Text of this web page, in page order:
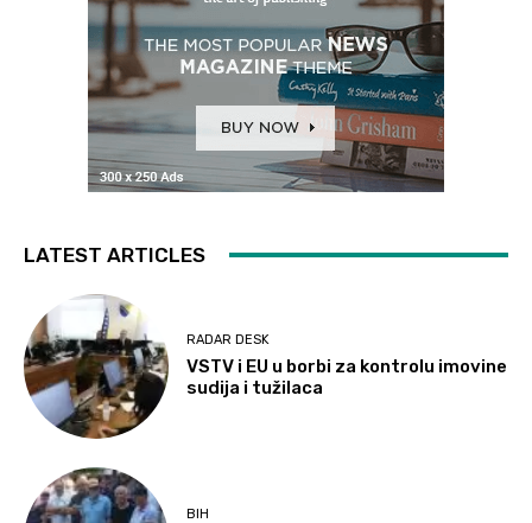
LATEST ARTICLES
RADAR DESK
VSTV i EU u borbi za kontrolu imovine
sudija i tužilaca
BIH